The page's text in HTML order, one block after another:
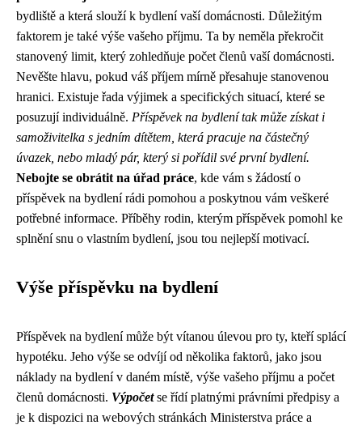
bydliště a která slouží k bydlení vaší domácnosti. Důležitým
faktorem je také výše vašeho příjmu. Ta by neměla překročit
stanovený limit, který zohledňuje počet členů vaší domácnosti.
Nevěšte hlavu, pokud váš příjem mírně přesahuje stanovenou
hranici. Existuje řada výjimek a specifických situací, které se
posuzují individuálně. Příspěvek na bydlení tak může získat i
samoživitelka s jedním dítětem, která pracuje na částečný
úvazek, nebo mladý pár, který si pořídil své první bydlení.
Nebojte se obrátit na úřad práce, kde vám s žádostí o
příspěvek na bydlení rádi pomohou a poskytnou vám veškeré
potřebné informace. Příběhy rodin, kterým příspěvek pomohl ke
splnění snu o vlastním bydlení, jsou tou nejlepší motivací.
Výše příspěvku na bydlení
Příspěvek na bydlení může být vítanou úlevou pro ty, kteří splácí
hypotéku. Jeho výše se odvíjí od několika faktorů, jako jsou
náklady na bydlení v daném místě, výše vašeho příjmu a počet
členů domácnosti. Výpočetse řídí platnými právními předpisy a
je k dispozici na webových stránkách Ministerstva práce a